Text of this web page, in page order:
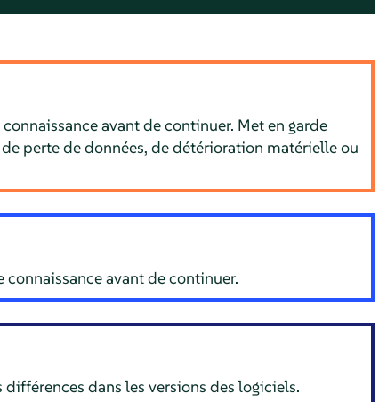
avant de continuer. Met en garde
perte de données, de détérioration matérielle ou
avant de continuer.
dans les versions des logiciels.